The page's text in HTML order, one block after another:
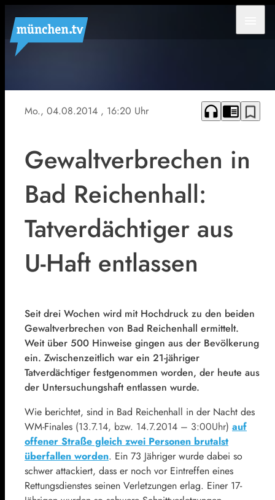
Symbolfoto
Mo., 04.08.2014 , 16:20 Uhr headphones chrome_reader_mode bookmark_border
Gewaltverbrechen in
Bad Reichenhall:
Tatverdächtiger aus
U-Haft entlassen
Seit drei Wochen wird mit Hochdruck zu den beiden
Gewaltverbrechen von Bad Reichenhall ermittelt.
Weit über 500 Hinweise gingen aus der Bevölkerung
ein. Zwischenzeitlich war ein 21-jähriger
Tatverdächtiger festgenommen worden, der heute aus
der Untersuchungshaft entlassen wurde.
Wie berichtet, sind in Bad Reichenhall in der Nacht des
WM-Finales (13.7.14, bzw. 14.7.2014 – 3:00Uhr) auf
offener Straße gleich zwei Personen brutalst
überfallen worden. Ein 73 Jähriger wurde dabei so
schwer attackiert, dass er noch vor Eintreffen eines
Rettungsdienstes seinen Verletzungen erlag. Einer 17-